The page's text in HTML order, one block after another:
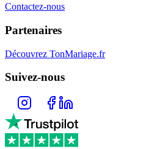
Contactez-nous
Partenaires
Découvrez TonMariage.fr
Suivez-nous